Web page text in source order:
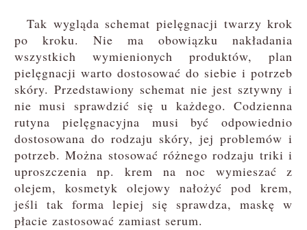
Tak wygląda schemat pielęgnacji twarzy krok
po kroku. Nie ma obowiązku nakładania
wszystkich wymienionych produktów, plan
pielęgnacji warto dostosować do siebie i potrzeb
skóry. Przedstawiony schemat nie jest sztywny i
nie musi sprawdzić się u każdego. Codzienna
rutyna pielęgnacyjna musi być odpowiednio
dostosowana do rodzaju skóry, jej problemów i
potrzeb. Można stosować różnego rodzaju triki i
uproszczenia np. krem na noc wymieszać z
olejem, kosmetyk olejowy nałożyć pod krem,
jeśli tak forma lepiej się sprawdza, maskę w
płacie zastosować zamiast serum.